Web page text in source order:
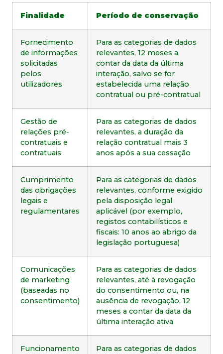
Finalidade Período de conservação
Fornecimento
de informações
solicitadas
pelos
utilizadores
Para as categorias de dados
relevantes, 12 meses a
contar da data da última
interação, salvo se for
estabelecida uma relação
contratual ou pré-contratual
Gestão de
relações pré-
contratuais e
contratuais
Para as categorias de dados
relevantes, a duração da
relação contratual mais 3
anos após a sua cessação
Cumprimento
das obrigações
legais e
regulamentares
Para as categorias de dados
relevantes, conforme exigido
pela disposição legal
aplicável (por exemplo,
registos contabilísticos e
fiscais: 10 anos ao abrigo da
legislação portuguesa)
Comunicações
de marketing
(baseadas no
consentimento)
Para as categorias de dados
relevantes, até à revogação
do consentimento ou, na
ausência de revogação, 12
meses a contar da data da
última interação ativa
Funcionamento
Para as categorias de dados